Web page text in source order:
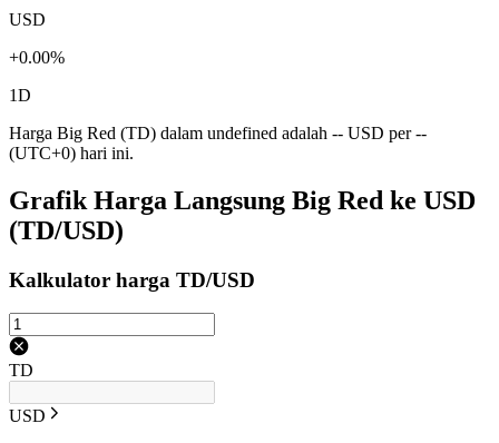
USD
+0.00%
1D
Harga Big Red (TD) dalam undefined adalah -- USD per --
(UTC+0) hari ini.
Grafik Harga Langsung Big Red ke USD
(TD/USD)
Kalkulator harga TD/USD
TD
USD